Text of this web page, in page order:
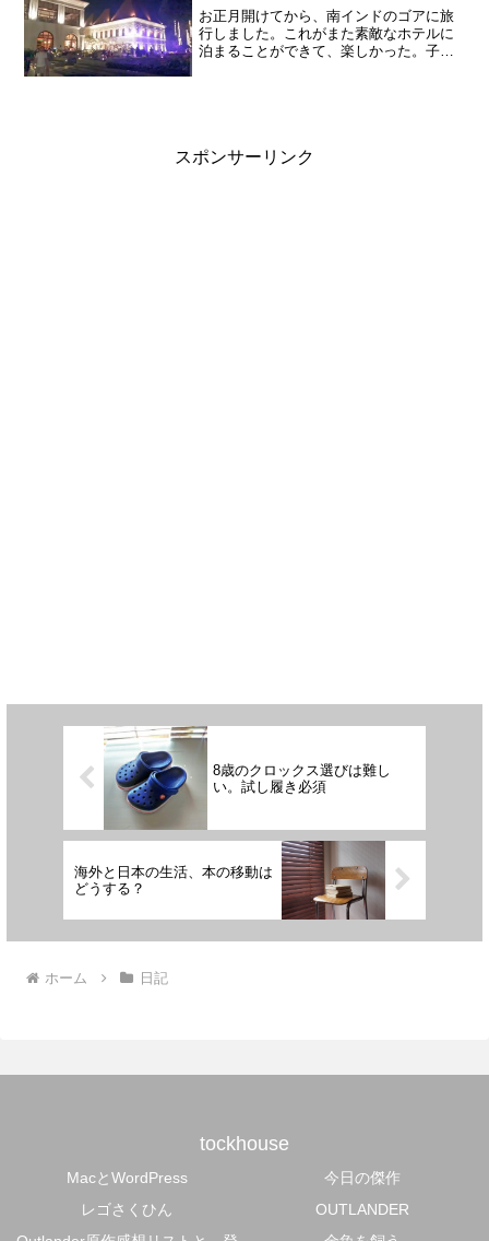
お正月開けてから、南インドのゴアに旅
行しました。これがまた素敵なホテルに
泊まることができて、楽しかった。子供
スポンサーリンク
8歳のクロックス選びは難し
い。試し履き必須
海外と日本の生活、本の移動は
どうする？
ホーム 日記
tockhouse
MacとWordPress
今日の傑作
レゴさくひん
OUTLANDER